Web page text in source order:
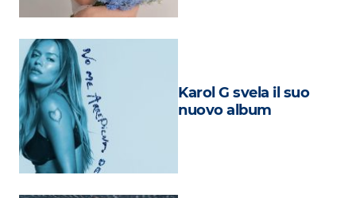
News
Musica
Cultura
Attualità
Costume
Extra
Karol G svela il suo
nuovo album